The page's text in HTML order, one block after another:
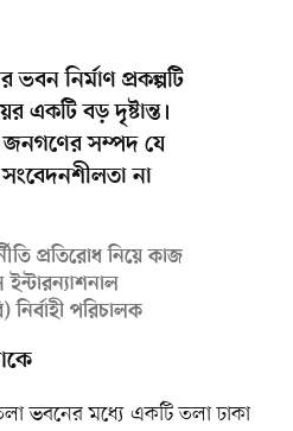
নির্মাণ প্রকল্পটি
একটি বড় দৃষ্টান্ত।
জনগণের সম্পদ যে
না
প্রতিরোধ নিয়ে কাজ
ইন্টারন্যাশনাল
নির্বাহী পরিচালক
ভবনের মধ্যে একটি তলা ঢাকা